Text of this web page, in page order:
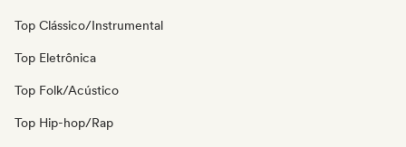
Top Clássico/Instrumental
Top Eletrônica
Top Folk/Acústico
Top Hip-hop/Rap